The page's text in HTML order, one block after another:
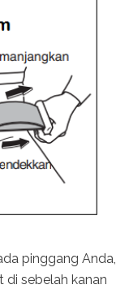
pinggang Anda,
di sebelah kanan